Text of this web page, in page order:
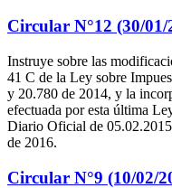
Circular N°12 (30/01/
Instruye sobre las
41 C de la Ley sobre
y 20.780 de 2014, y la
efectuada por esta última
Diario Oficial de
de 2016.
Circular N°9 (10/02/